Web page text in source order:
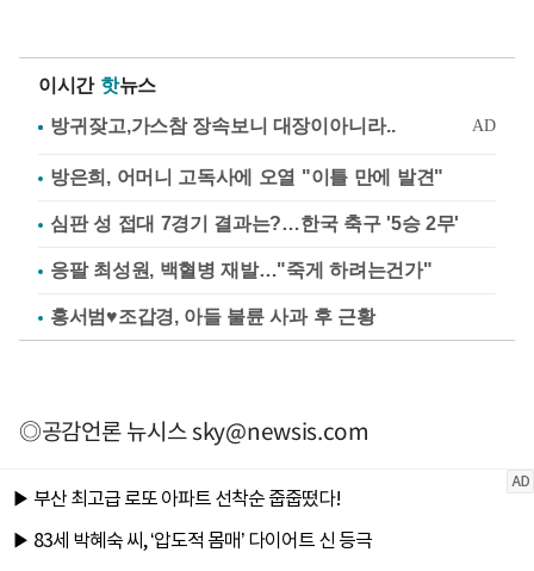
이시간 핫뉴스
방은희, 어머니 고독사에 오열 "이틀 만에 발견"
심판 성 접대 7경기 결과는?…한국 축구 '5승 2무'
응팔 최성원, 백혈병 재발…"죽게 하려는건가"
홍서범♥조갑경, 아들 불륜 사과 후 근황
◎공감언론 뉴시스sky@newsis.com